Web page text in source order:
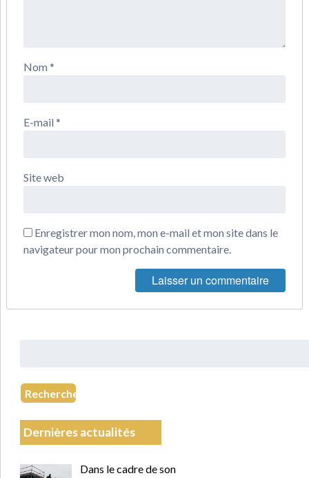
Nom *
E-mail *
Site web
Enregistrer mon nom, mon e-mail et mon site dans le
navigateur pour mon prochain commentaire.
Recherche
Dernières actualités
Dans le cadre de son